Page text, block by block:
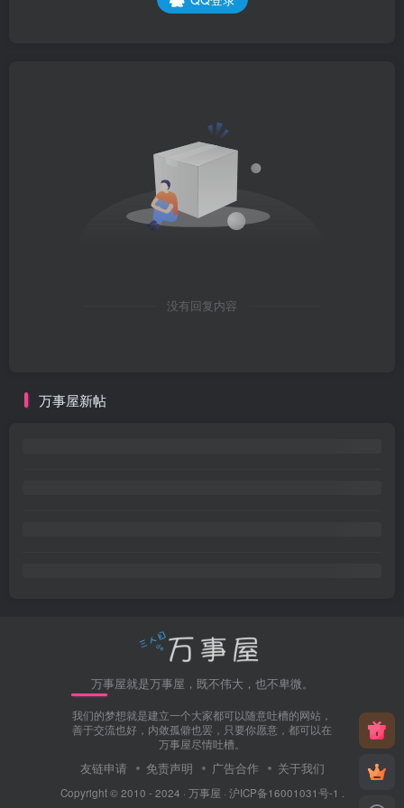
没有回复内容
万事屋新帖
万事屋就是万事屋，既不伟大，也不卑微。
我们的梦想就是建立一个大家都可以随意吐槽的网站，
善于交流也好，内敛孤僻也罢，只要你愿意，都可以在
万事屋尽情吐槽。
友链申请 免责声明 广告合作 关于我们
Copyright © 2010 - 2024 · 万事屋 · 沪ICP备16001031号-1